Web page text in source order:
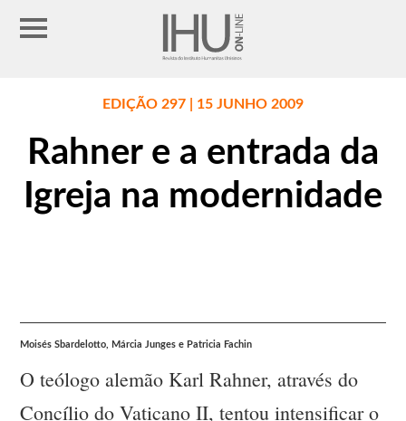
EDIÇÃO 297 | 15 JUNHO 2009
Rahner e a entrada da
Igreja na modernidade
Moisés Sbardelotto, Márcia Junges e Patricia Fachin
O teólogo alemão Karl Rahner, através do
Concílio do Vaticano II, tentou intensificar o